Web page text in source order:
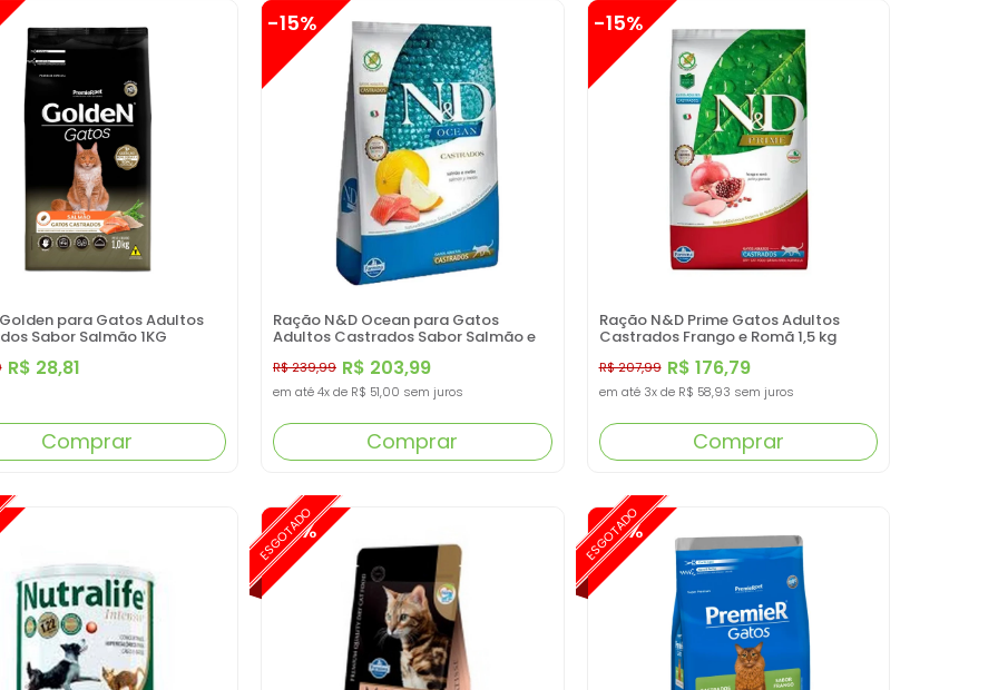
para Gatos Adultos
Sabor Salmão 1KG
R$ 28,81
Comprar
Ração N&D Ocean para Gatos
Adultos Castrados Sabor Salmão e
R$ 203,99
R$ 239,99
-15%
em até 4x de R$ 51,00 sem juros
Comprar
Ração N&D Prime Gatos Adultos
Castrados Frango e Romã 1,5 kg
R$ 176,79
R$ 207,99
-15%
em até 3xde R$ 58,93 sem juros
Comprar
ESGOTADO
-15% ESGOTADO
-15%